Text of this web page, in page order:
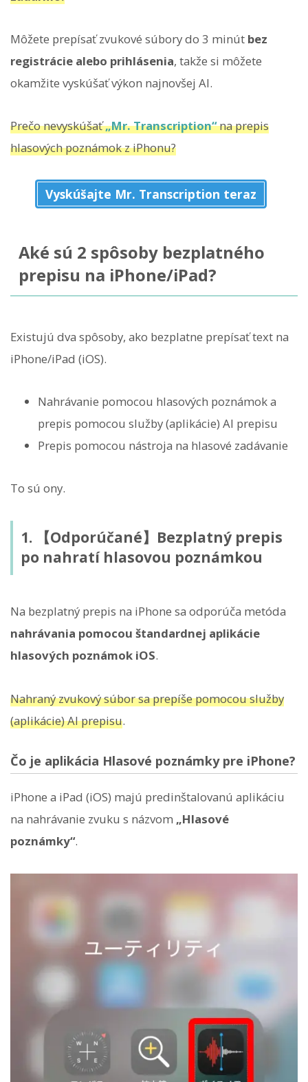
Môžete prepísať zvukové súbory do 3 minút bez
registrácie alebo prihlásenia, takže si môžete
okamžite vyskúšať výkon najnovšej AI.
Prečo nevyskúšať„Mr. Transcription“na prepis
hlasových poznámok z iPhonu?
Vyskúšajte Mr. Transcription teraz
Aké sú 2 spôsoby bezplatného
prepisu na iPhone/iPad?
Existujú dva spôsoby, ako bezplatne prepísať text na
iPhone/iPad (iOS).
Nahrávanie pomocou hlasových poznámok a
prepis pomocou služby (aplikácie) AI prepisu
Prepis pomocou nástroja na hlasové zadávanie
To sú ony.
1. 【Odporúčané】Bezplatný prepis
po nahratí hlasovou poznámkou
Na bezplatný prepis na iPhone sa odporúča metóda
nahrávania pomocou štandardnej aplikácie
hlasových poznámok iOS.
Nahraný zvukový súbor sa prepíše pomocou služby
(aplikácie) AI prepisu.
Čo je aplikácia Hlasové poznámky pre iPhone?
iPhone a iPad (iOS) majú predinštalovanú aplikáciu
na nahrávanie zvuku s názvom „Hlasové
poznámky“.